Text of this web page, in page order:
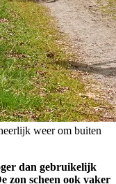
weer om buiten
dan gebruikelijk
zon scheen ook vaker